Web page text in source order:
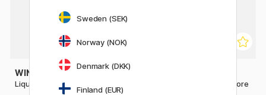
WINSOR & NEWTON
Liquide de masquage 75 ml
Liquide de masquage incolore
Sweden (SEK)
Norway (NOK)
Denmark (DKK)
Finland (EUR)